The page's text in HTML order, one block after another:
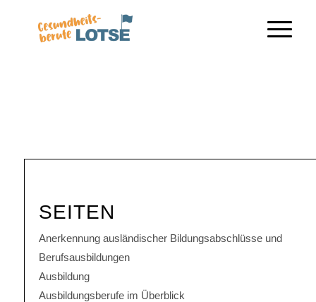
SEITEN
Anerkennung ausländischer Bildungsabschlüsse und
Berufsausbildungen
Ausbildung
Ausbildungsberufe im Überblick